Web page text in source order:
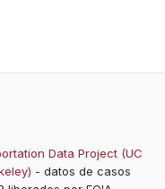
Data Project (UC
- datos de casos